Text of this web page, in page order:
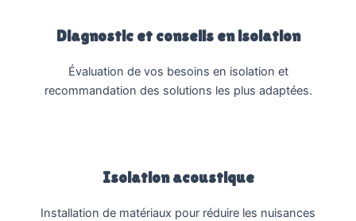
Diagnostic et conseils en isolation
Évaluation de vos besoins en isolation et
recommandation des solutions les plus adaptées.
Isolation acoustique
Installation de matériaux pour réduire les nuisances